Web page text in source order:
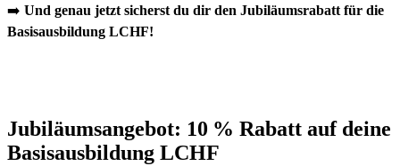
➡️ Und genau jetzt sicherst du dir den Jubiläumsrabatt für die
Basisausbildung LCHF!
Jubiläumsangebot: 10 % Rabatt auf deine
Basisausbildung LCHF